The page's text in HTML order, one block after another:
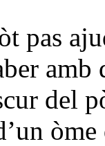
pas
amb
del